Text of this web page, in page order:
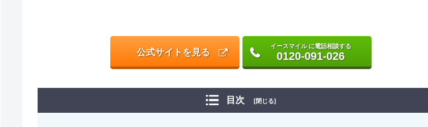
公式サイトを見る
イースマイル に電話相談する
0120-091-026
目次 [閉じる]